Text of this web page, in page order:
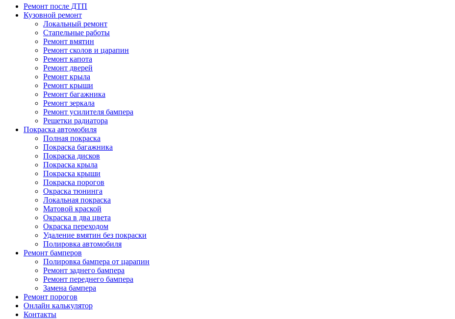
Ремонт после ДТП
Кузовной ремонт
Локальный ремонт
Стапельные работы
Ремонт вмятин
Ремонт сколов и царапин
Ремонт капота
Ремонт дверей
Ремонт крыла
Ремонт крыши
Ремонт багажника
Ремонт зеркала
Ремонт усилителя бампера
Решетки радиатора
Покраска автомобиля
Полная покраска
Покраска багажника
Покраска дисков
Покраска крыла
Покраска крыши
Покраска порогов
Окраска тюнинга
Локальная покраска
Матовой краской
Окраска в два цвета
Окраска переходом
Удаление вмятин без покраски
Полировка автомобиля
Ремонт бамперов
Полировка бампера от царапин
Ремонт заднего бампера
Ремонт переднего бампера
Замена бампера
Ремонт порогов
Онлайн калькулятор
Контакты